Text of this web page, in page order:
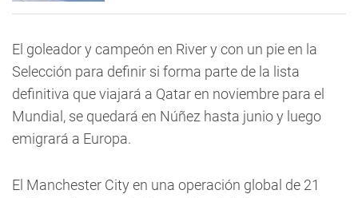
El goleador y campeón en River y con un pie en la
Selección para definir si forma parte de la lista
definitiva que viajará a Qatar en noviembre para el
Mundial, se quedará en Núñez hasta junio y luego
emigrará a Europa.
El Manchester City en una operación global de 21